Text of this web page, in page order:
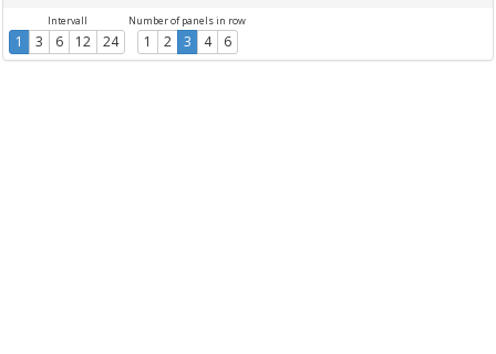
Intervall
1 3 6 12 24
Number of panels in row
1 2 3 4 6